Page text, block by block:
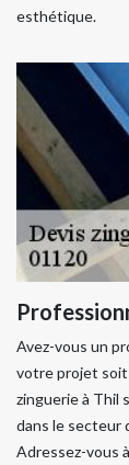
esthétique.
Avez-vous un
votre projet soit
zinguerie à Thil
dans le secteur
Adressez-vous